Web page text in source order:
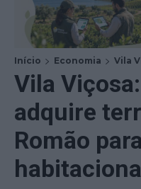
Início Economia Vila
Vila
adquire
Romão